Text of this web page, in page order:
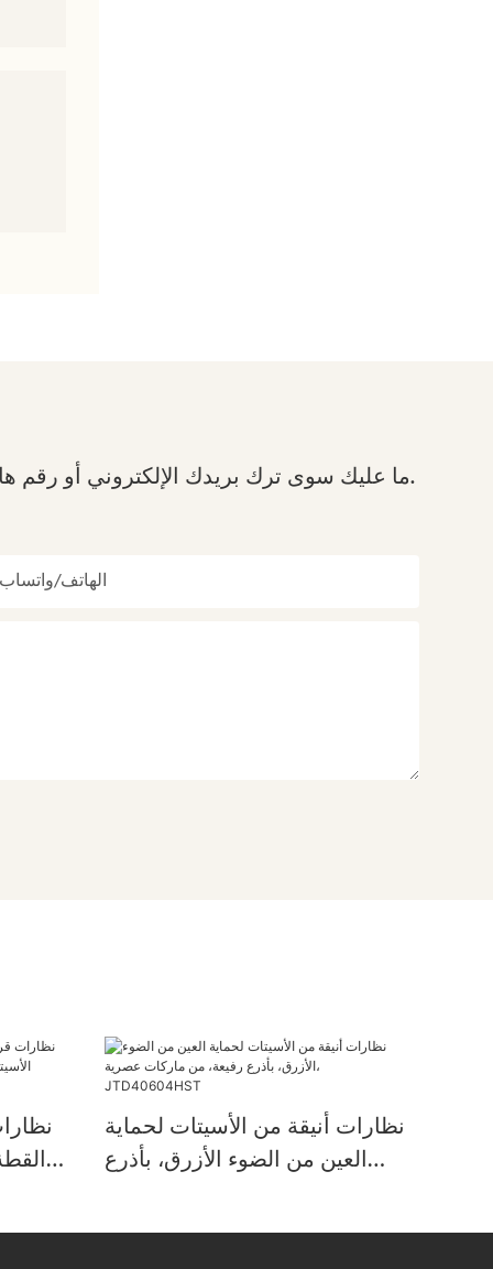
ما عليك سوى ترك بريدك الإلكتروني أو رقم هاتفك في نموذج الاتصال حتى نتمكن من إرسال عرض أسعار مجاني لمجموعة واسعة من التصاميم لدينا.
الهاتف/واتساب
نظارات أنيقة من الأسيتات لحماية
العين من الضوء الأزرق، بأذرع
JTD40604HST